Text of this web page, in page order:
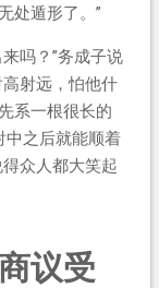
处遁形了。”
吗？”务成子说
射远，怕他什
系一根很长的
中之后就能顺着
众人都大笑起
议受